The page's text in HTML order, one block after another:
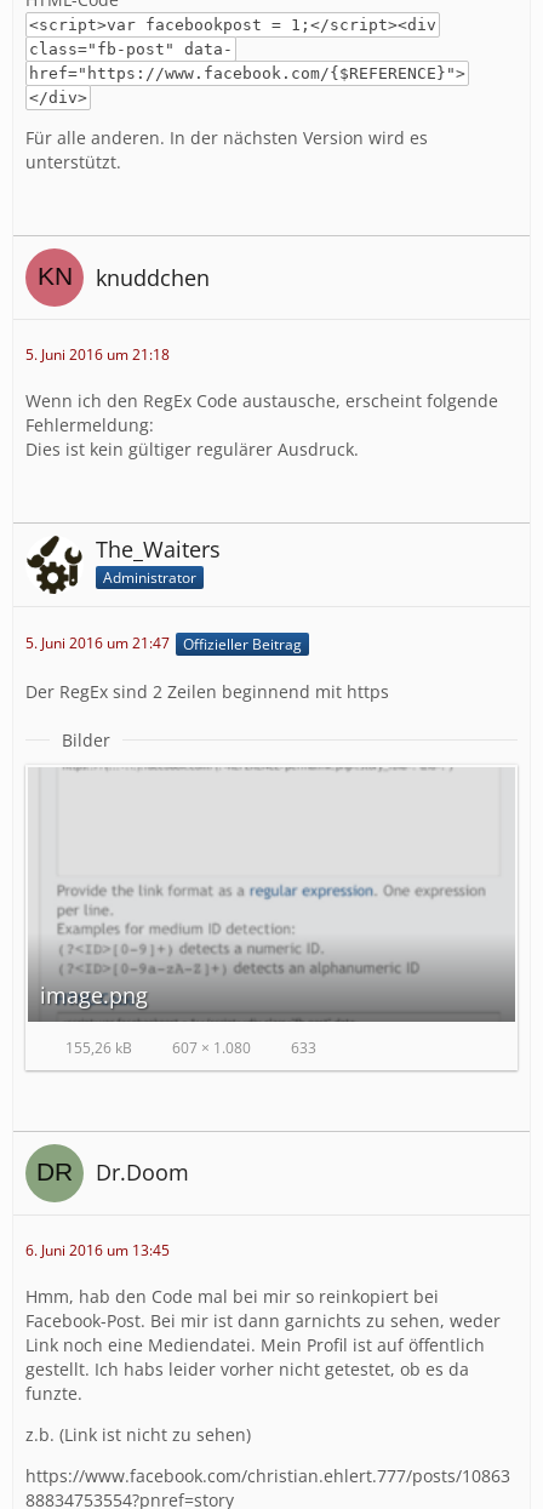
<script>var facebookpost = 1;</script><div
class="fb-post" data-
href="https://www.facebook.com/{$REFERENCE}">
</div>
Für alle anderen. In der nächsten Version wird es
unterstützt.
knuddchen
5. Juni 2016 um 21:18
Wenn ich den RegEx Code austausche, erscheint folgende
Fehlermeldung:
Dies ist kein gültiger regulärer Ausdruck.
The_Waiters
Administrator
5. Juni 2016 um 21:47 Offizieller Beitrag
Der RegEx sind 2 Zeilen beginnend mit https
Bilder
image.png
155,26 kB 607 × 1.080 633
Dr.Doom
6. Juni 2016 um 13:45
Hmm, hab den Code mal bei mir so reinkopiert bei
Facebook-Post. Bei mir ist dann garnichts zu sehen, weder
Link noch eine Mediendatei. Mein Profil ist auf öffentlich
gestellt. Ich habs leider vorher nicht getestet, ob es da
funzte.
z.b. (Link ist nicht zu sehen)
https://www.facebook.com/christian.ehlert.777/posts/10863
88834753554?pnref=story